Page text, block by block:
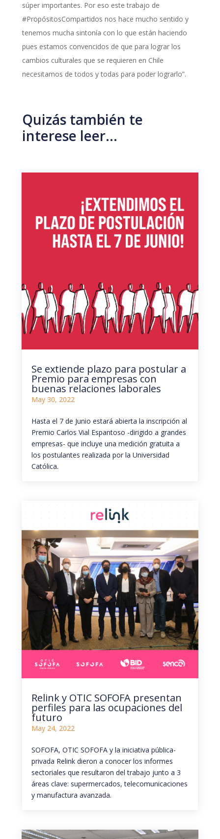
súper importantes. Por eso este trabajo de
#PropósitosCompartidos nos hace mucho sentido y
tenemos mucha sintonía con lo que están haciendo
pues estamos convencidos de que para lograr los
cambios culturales que se requieren en Chile
necesitamos de todos y todas para poder lograrlo”.
Quizás también te
interese leer…
Se extiende plazo para postular a
Premio para empresas con
buenas relaciones laborales
May 30, 2022
Hasta el 7 de Junio estará abierta la inscripción al
Premio Carlos Vial Espantoso -dirigido a grandes
empresas- que incluye una medición gratuita a
los postulantes realizada por la Universidad
Católica.
Relink y OTIC SOFOFA presentan
perfiles para las ocupaciones del
futuro
May 24, 2022
SOFOFA, OTIC SOFOFA y la iniciativa pública-
privada Relink dieron a conocer los informes
sectoriales que resultaron del trabajo junto a 3
áreas clave: supermercados, telecomunicaciones
y manufactura avanzada.